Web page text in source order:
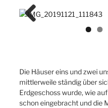
Die Häuser eins und zwei
mittlerweile ständig über
Erdgeschoss wurde, wie
schon eingebracht und die